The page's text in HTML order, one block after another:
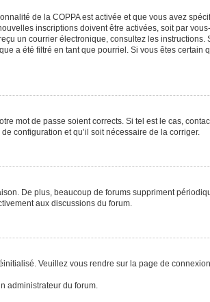
de la COPPA est activée et que vous avez
inscriptions doivent être activées, soit par
un courrier électronique, consultez les
a été filtré en tant que pourriel. Si vous êtes certain
mot de passe soient corrects. Si tel est le cas,
configuration et qu’il soit nécessaire de la corriger.
De plus, beaucoup de forums suppriment
aux discussions du forum.
Veuillez vous rendre sur la page de
administrateur du forum.